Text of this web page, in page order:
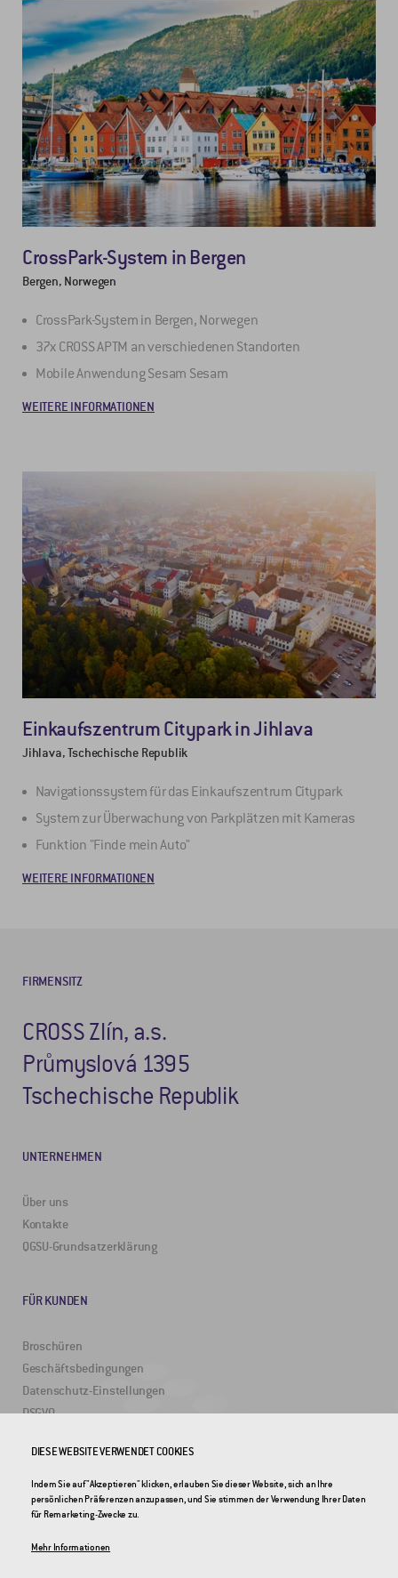
CrossPark-System in Bergen
Bergen, Norwegen
CrossPark-System in Bergen, Norwegen
37x CROSS APTM an verschiedenen Standorten
Mobile Anwendung Sesam Sesam
WEITERE INFORMATIONEN
Einkaufszentrum Citypark in Jihlava
Jihlava, Tschechische Republik
Navigationssystem für das Einkaufszentrum Citypark
System zur Überwachung von Parkplätzen mit Kameras
Funktion "Finde mein Auto"
WEITERE INFORMATIONEN
FIRMENSITZ
CROSS Zlín, a.s.
Průmyslová 1395
Tschechische Republik
UNTERNEHMEN
Über uns
Kontakte
QGSU-Grundsatzerklärung
FÜR KUNDEN
Broschüren
Geschäftsbedingungen
Datenschutz-Einstellungen
DSGVO
2DRoad
DIESE WEBSITE VERWENDET COOKIES
Indem Sie auf "Akzeptieren" klicken, erlauben Sie dieser Website, sich an Ihre
persönlichen Präferenzen anzupassen, und Sie stimmen der Verwendung Ihrer Daten
für Remarketing-Zwecke zu.
Mehr Informationen